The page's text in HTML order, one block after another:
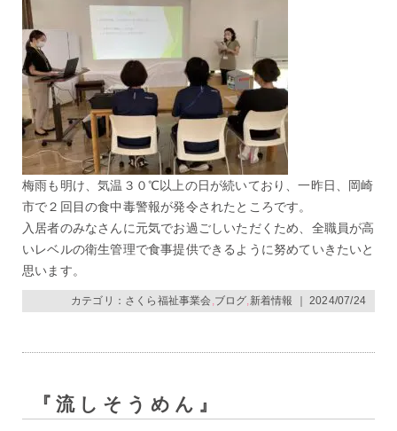
梅雨も明け、気温３０℃以上の日が続いており、一昨日、岡崎
市で２回目の食中毒警報が発令されたところです。
入居者のみなさんに元気でお過ごしいただくため、全職員が高
いレベルの衛生管理で食事提供できるように努めていきたいと
思います。
カテゴリ： さくら福祉事業会 ブログ 新着情報 ｜ 2024/07/24
『流しそうめん』